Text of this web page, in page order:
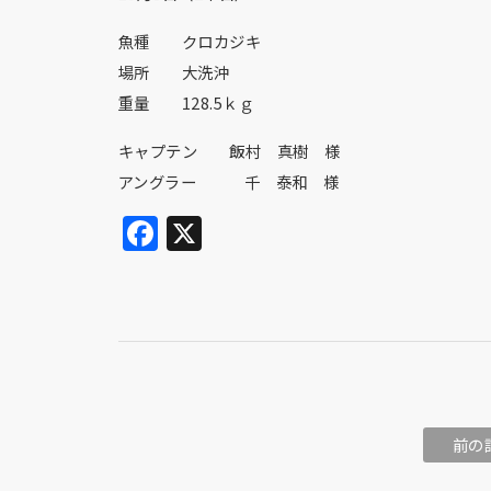
魚種 クロカジキ
場所 大洗沖
重量 128.5ｋｇ
キャプテン 飯村 真樹 様
アングラー 千 泰和 様
Facebook
X
前の